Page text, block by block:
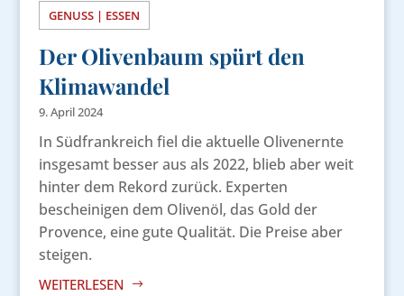
GENUSS | ESSEN
Der Olivenbaum spürt den
Klimawandel
9. April 2024
In Südfrankreich fiel die aktuelle Olivenernte
insgesamt besser aus als 2022, blieb aber weit
hinter dem Rekord zurück. Experten
bescheinigen dem Olivenöl, das Gold der
Provence, eine gute Qualität. Die Preise aber
steigen.
WEITERLESEN